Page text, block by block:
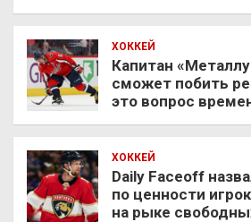
ХОККЕЙ
Капитан
сможет побить
это вопрос
ХОККЕЙ
Daily Faceoff
по ценности
на рыке